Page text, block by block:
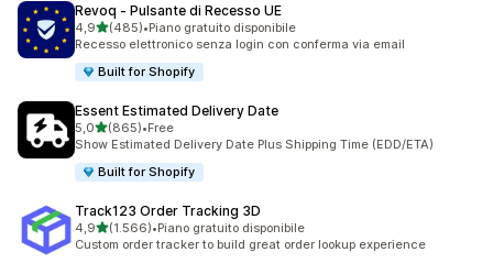
Revoq ‑ Pulsante di Recesso UE
4,9stelle su 5
(485)
485 recensioni totali
•Piano gratuito disponibile
Recesso elettronico senza login con conferma via email
Built for Shopify
Essent Estimated Delivery Date
5,0stelle su 5
(865)
865 recensioni totali
•Free
Show Estimated Delivery Date Plus Shipping Time (EDD/ETA)
Built for Shopify
Track123 Order Tracking 3D
4,9stelle su 5
(1.566)
1566 recensioni totali
•Piano gratuito disponibile
Custom order tracker to build great order lookup experience